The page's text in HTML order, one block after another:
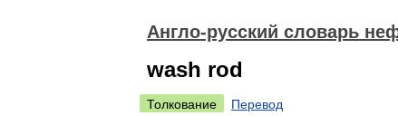
Англо-русский словарь
wash rod
Толкование
Перевод